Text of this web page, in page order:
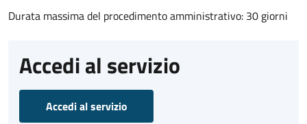
Durata massima del procedimento amministrativo: 30 giorni
Accedi al servizio
Accedi al servizio